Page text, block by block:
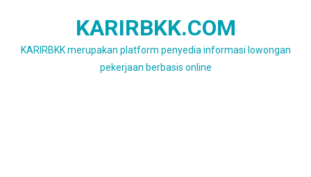
KARIRBKK.COM
KARIRBKK merupakan platform penyedia informasi lowongan
pekerjaan berbasis online